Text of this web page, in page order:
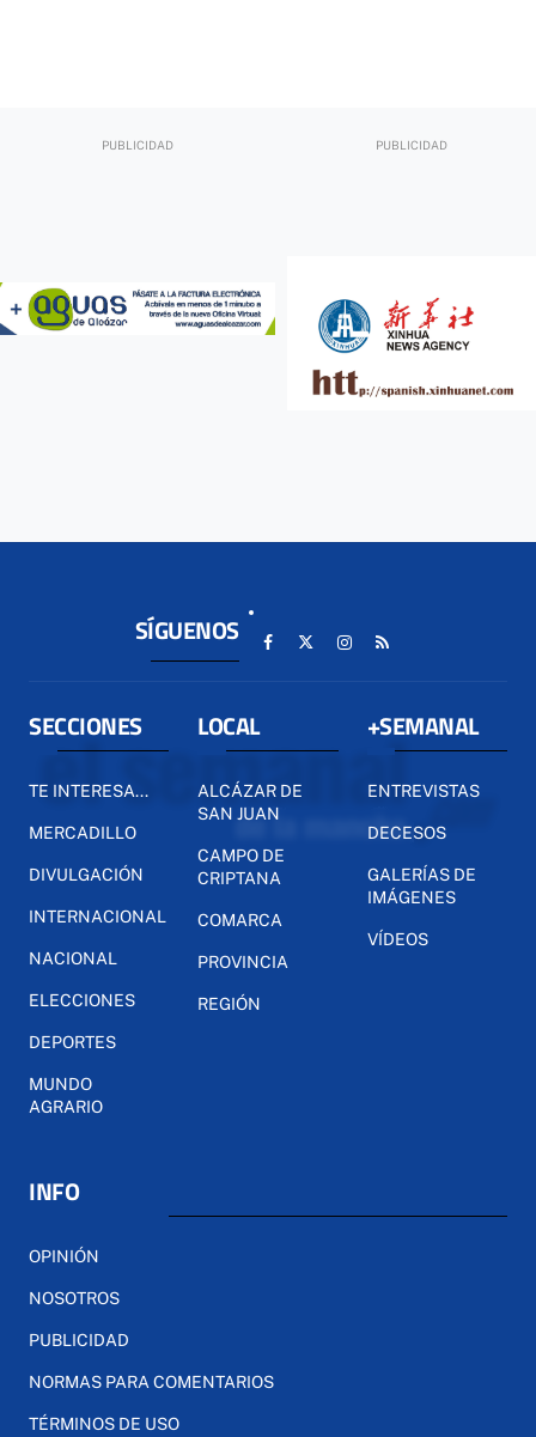
SÍGUENOS
SECCIONES
TE INTERESA...
MERCADILLO
DIVULGACIÓN
INTERNACIONAL
NACIONAL
ELECCIONES
DEPORTES
MUNDO
AGRARIO
LOCAL
ALCÁZAR DE
SAN JUAN
CAMPO DE
CRIPTANA
COMARCA
PROVINCIA
REGIÓN
+SEMANAL
ENTREVISTAS
DECESOS
GALERÍAS DE
IMÁGENES
VÍDEOS
INFO
OPINIÓN
NOSOTROS
PUBLICIDAD
NORMAS PARA COMENTARIOS
TÉRMINOS DE USO